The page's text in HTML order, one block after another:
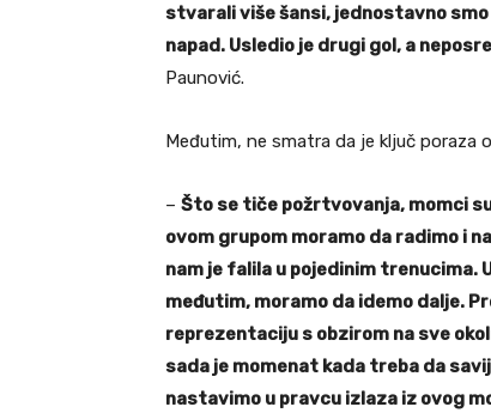
stvarali više šansi, jednostavno
napad. Usledio je drugi gol, a
Paunović.
Međutim, ne smatra da je ključ poraza
– Što se tiče požrtvovanja, momci
ovom grupom moramo da radimo i
nam je falila u pojedinim trenucima.
međutim, moramo da idemo dalje.
reprezentaciju s obzirom na sve
sada je momenat kada treba da
nastavimo u pravcu izlaza iz ovog